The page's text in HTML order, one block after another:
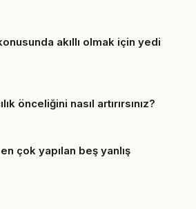
akıllı olmak için yedi
önceliğini nasıl artırırsınız?
en çok yapılan beş yanlış